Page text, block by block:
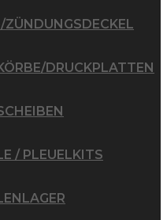
ZÜNDUNGSDECKEL
DRUCKPLATTEN
/ PLEUELKITS